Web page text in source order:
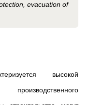
evacuation of
высокой